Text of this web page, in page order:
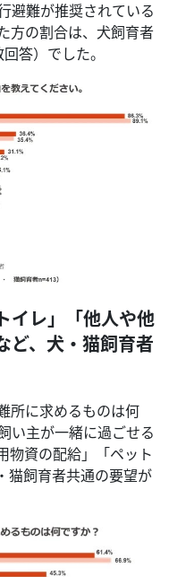
避難が推奨されている
方の割合は、犬飼育者
答）でした。
イレ」「他人や他
ど、犬・猫飼育者
所に求めるものは何
い主が一緒に過ごせる
物資の配給」「ペット
猫飼育者共通の要望が